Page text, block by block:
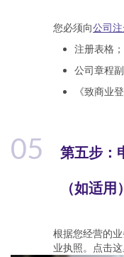
您必须向公司
注册表格；
公司章程
《致商业
05 第五步：
（如适用）
根据您经营的
业执照。点击